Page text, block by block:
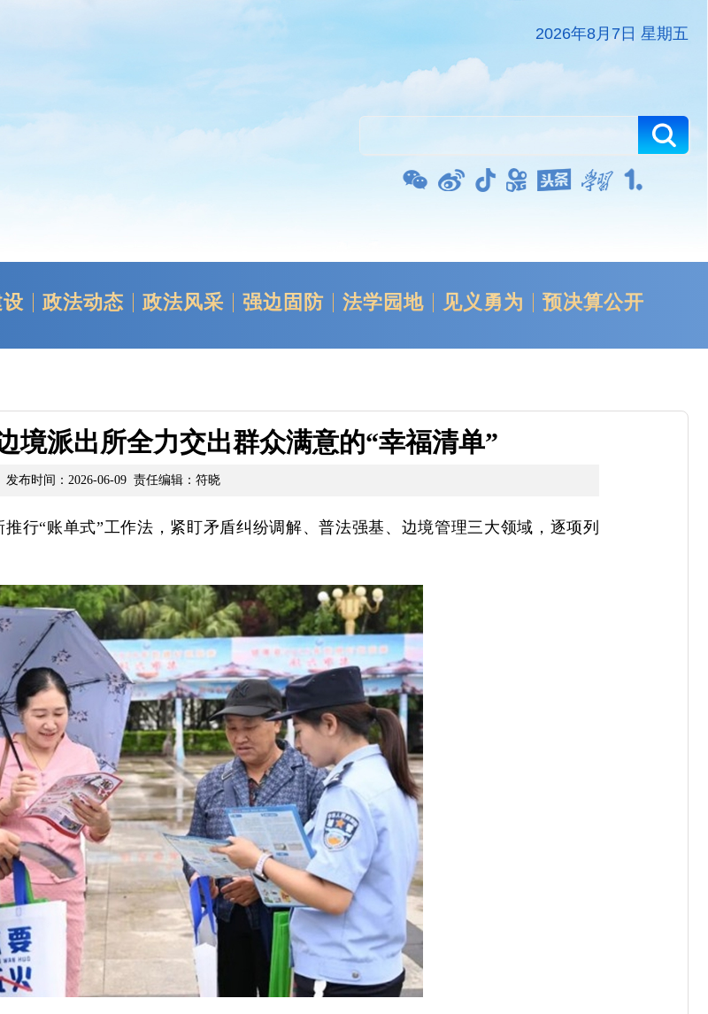
2026年8月7日 星期五
政法动态 政法风采 强边固防 法学园地 见义勇为 预决算公开
境派出所全力交出群众满意的“幸福清单”
发布时间：2026-06-09 责任编辑：符晓
行“账单式”工作法，紧盯矛盾纠纷调解、普法强基、边境管理三大领域，逐项列